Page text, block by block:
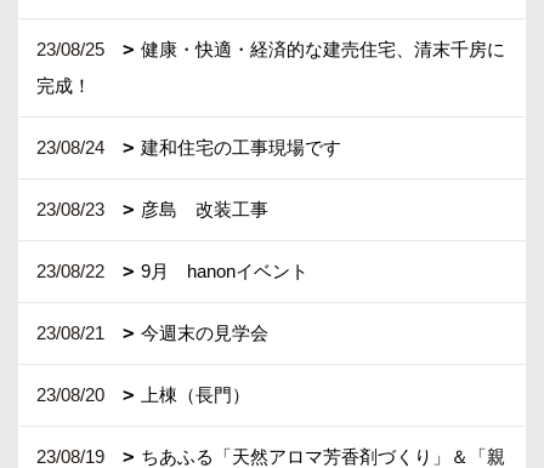
23/08/25
健康・快適・経済的な建売住宅、清末千房に
完成！
23/08/24 建和住宅の工事現場です
23/08/23 彦島 改装工事
23/08/22 9月 hanonイベント
23/08/21 今週末の見学会
23/08/20 上棟（長門）
23/08/19
ちあふる「天然アロマ芳香剤づくり」＆「親